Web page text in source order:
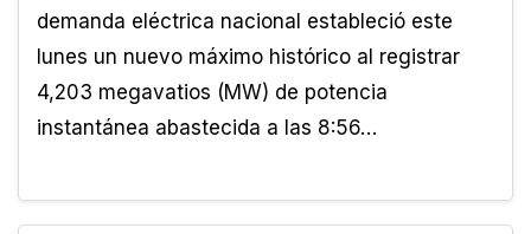
demanda eléctrica nacional estableció este
lunes un nuevo máximo histórico al registrar
4,203 megavatios (MW) de potencia
instantánea abastecida a las 8:56…